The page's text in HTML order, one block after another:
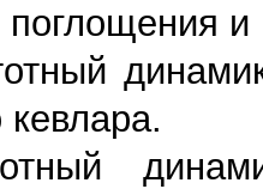
и
кевлара.